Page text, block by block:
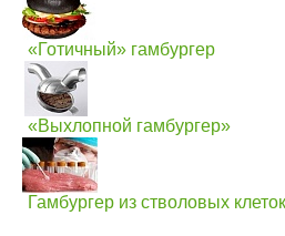
«Готичный» гамбургер
«Выхлопной гамбургер»
Гамбургер из стволовых